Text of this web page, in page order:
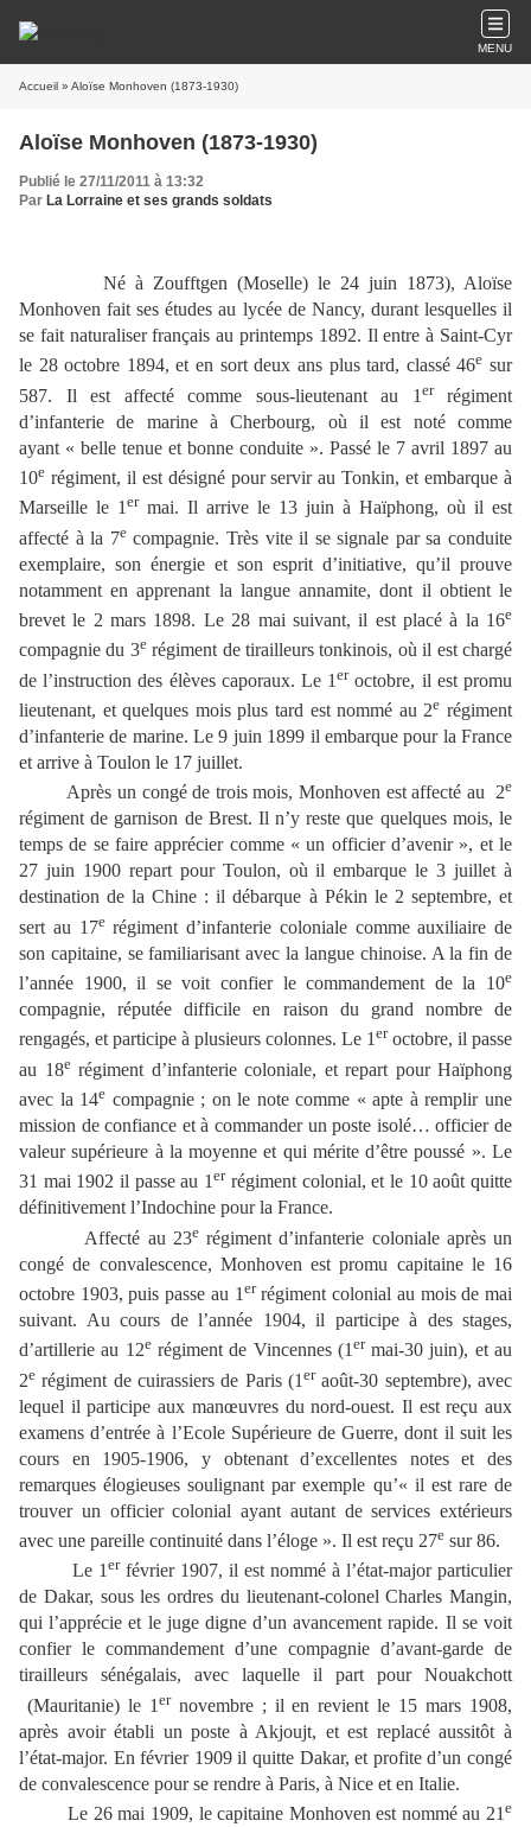
MENU
Accueil » Aloïse Monhoven (1873-1930)
Aloïse Monhoven (1873-1930)
Publié le 27/11/2011 à 13:32
Par La Lorraine et ses grands soldats
Né à Zoufftgen (Moselle) le 24 juin 1873), Aloïse
Monhoven fait ses études au lycée de Nancy, durant lesquelles il
se fait naturaliser français au printemps 1892. Il entre à Saint-Cyr
le 28 octobre 1894, et en sort deux ans plus tard, classé 46e sur
587. Il est affecté comme sous-lieutenant au 1 errégiment
d’infanterie de marine à Cherbourg, où il est noté comme
ayant « belle tenue et bonne conduite ». Passé le 7 avril 1897 au
10e régiment, il est désigné pour servir au Tonkin, et embarque à
Marseille le 1 ermai. Il arrive le 13 juin à Haïphong, où il est
affecté à la 7ecompagnie. Très vite il se signale par sa conduite
exemplaire, son énergie et son esprit d’initiative, qu’il prouve
notamment en apprenant la langue annamite, dont il obtient le
brevet le 2 mars 1898. Le 28 mai suivant, il est placé à la 16e
compagnie du 3erégiment de tirailleurs tonkinois, où il est chargé
de l’instruction des élèves caporaux. Le 1eroctobre, il est promu
lieutenant, et quelques mois plus tard est nommé au 2e régiment
d’infanterie de marine. Le 9 juin 1899 il embarque pour la France
et arrive à Toulon le 17 juillet.
Après un congé de trois mois, Monhoven est affecté au 2e
régiment de garnison de Brest. Il n’y reste que quelques mois, le
temps de se faire apprécier comme « un officier d’avenir », et le
27 juin 1900 repart pour Toulon, où il embarque le 3 juillet à
destination de la Chine : il débarque à Pékin le 2 septembre, et
sert au 17erégiment d’infanterie coloniale comme auxiliaire de
son capitaine, se familiarisant avec la langue chinoise. A la fin de
l’année 1900, il se voit confier le commandement de la 10e
compagnie, réputée difficile en raison du grand nombre de
rengagés, et participe à plusieurs colonnes. Le 1 eroctobre, il passe
au 18erégiment d’infanterie coloniale, et repart pour Haïphong
avec la 14e compagnie ; on le note comme « apte à remplir une
mission de confiance et à commander un poste isolé… officier de
valeur supérieure à la moyenne et qui mérite d’être poussé ». Le
31 mai 1902 il passe au 1errégiment colonial, et le 10 août quitte
définitivement l’Indochine pour la France.
Affecté au 23erégiment d’infanterie coloniale après un
congé de convalescence, Monhoven est promu capitaine le 16
octobre 1903, puis passe au 1 errégiment colonial au mois de mai
suivant. Au cours de l’année 1904, il participe à des stages,
d’artillerie au 12erégiment de Vincennes (1 ermai-30 juin), et au
2e régiment de cuirassiers de Paris (1 eraoût-30 septembre), avec
lequel il participe aux manœuvres du nord-ouest. Il est reçu aux
examens d’entrée à l’Ecole Supérieure de Guerre, dont il suit les
cours en 1905-1906, y obtenant d’excellentes notes et des
remarques élogieuses soulignant par exemple qu’« il est rare de
trouver un officier colonial ayant autant de services extérieurs
avec une pareille continuité dans l’éloge ». Il est reçu 27e sur 86.
Le 1 erfévrier 1907, il est nommé à l’état-major particulier
de Dakar, sous les ordres du lieutenant-colonel Charles Mangin,
qui l’apprécie et le juge digne d’un avancement rapide. Il se voit
confier le commandement d’une compagnie d’avant-garde de
tirailleurs sénégalais, avec laquelle il part pour Nouakchott
(Mauritanie) le 1 ernovembre ; il en revient le 15 mars 1908,
après avoir établi un poste à Akjoujt, et est replacé aussitôt à
l’état-major. En février 1909 il quitte Dakar, et profite d’un congé
de convalescence pour se rendre à Paris, à Nice et en Italie.
Le 26 mai 1909, le capitaine Monhoven est nommé au 21 e